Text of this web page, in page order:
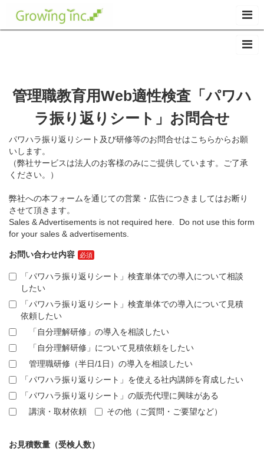
管理職教育用Web適性検査「パワハ
ラ振り返りシート」お問合せ
パワハラ振り返りシート及び研修等のお問合せはこちらからお願
いします。
（弊社サービスは法人のお客様のみにご提供しています。ご了承
ください。）
弊社への本フォームを通じての営業・広告につきましてはお断り
させて頂きます。
Sales & Advertisements is not required here. Do not use this form
for your sales & advertisements.
お問い合わせ内容
「パワハラ振り返りシート」検査単体での導入について相談
したい
「パワハラ振り返りシート」検査単体での導入について見積
依頼したい
「自分理解研修」の導入を相談したい
「自分理解研修」について見積依頼をしたい
管理職研修（半日/1日）の導入を相談したい
「パワハラ振り返りシート」を使える社内講師を育成したい
「パワハラ振り返りシート」の販売代理に興味がある
講演・取材依頼
その他（ご質問・ご要望など）
お見積数量（受検人数）